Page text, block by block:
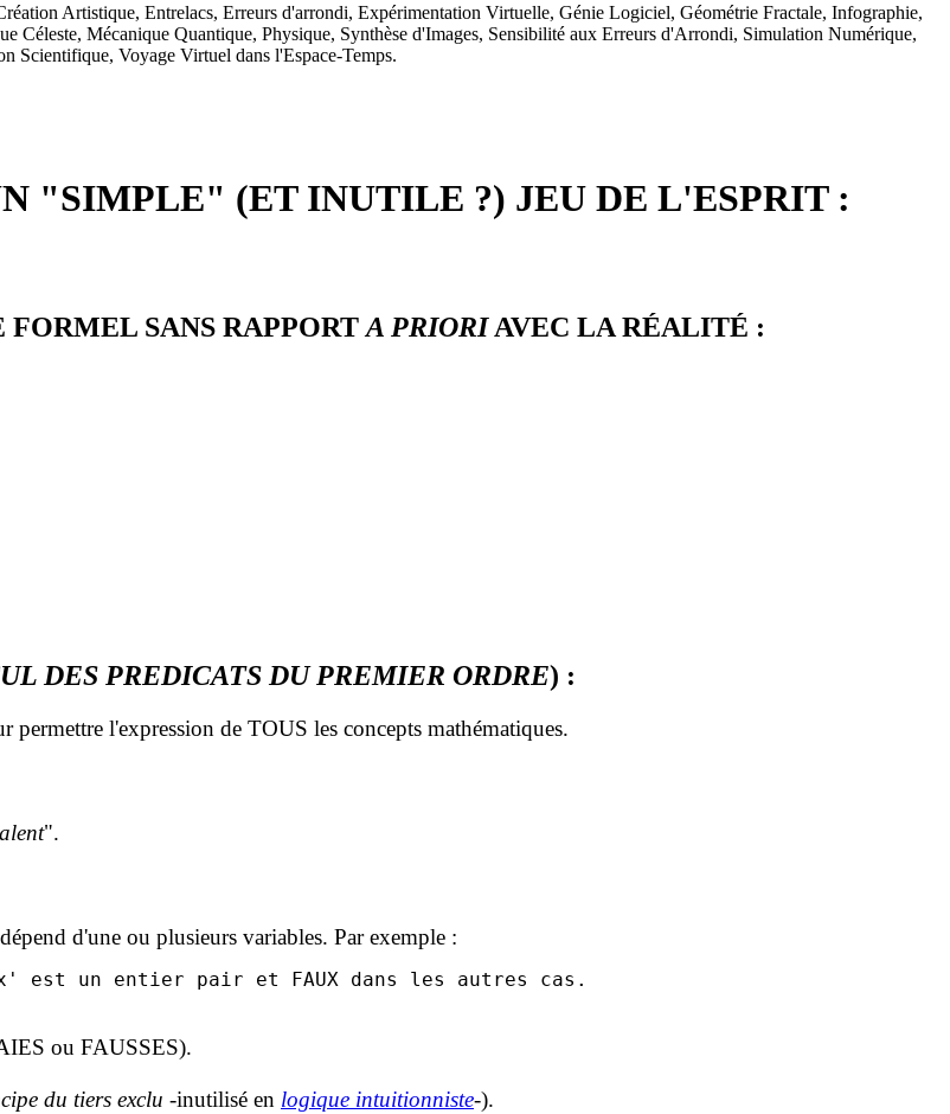
Artistique, Entrelacs, Erreurs d'arrondi, Expérimentation Virtuelle, Génie Logiciel, Géométrie Fractale, Infographie,
Mécanique Quantique, Physique, Synthèse d'Images, Sensibilité aux Erreurs d'Arrondi, Simulation Numérique,
Scientifique, Voyage Virtuel dans l'Espace-Temps.
"SIMPLE" (ET INUTILE ?) JEU DE L'ESPRIT :
FORMEL SANS RAPPORTA PRIORIAVEC LA RÉALITÉ :
DES PREDICATS DU PREMIER ORDRE) :
l'expression de TOUS les concepts mathématiques.
".
d'une ou plusieurs variables. Par exemple :
ou FAUSSES).
du tiers exclu -inutilisé en logique intuitionniste-).